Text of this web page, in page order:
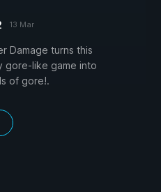
13 Mar
Damage turns this
gore-like game into
of gore!.